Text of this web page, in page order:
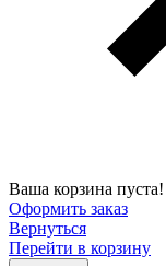
Ваша корзина пуста!
Оформить заказ
Вернуться
Перейти в корзину